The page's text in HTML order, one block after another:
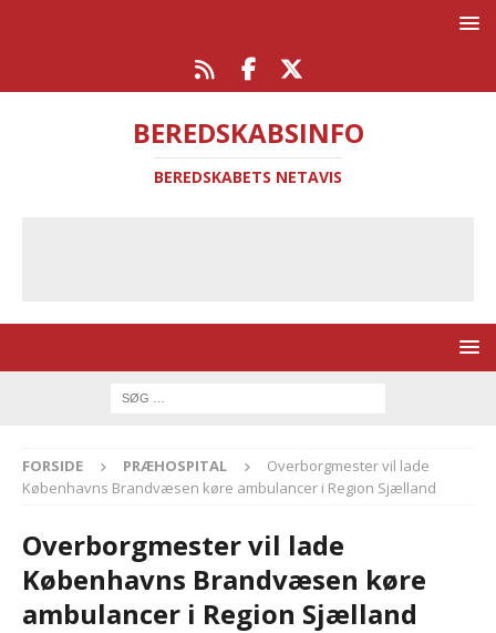
BEREDSKABSINFO
BEREDSKABETS NETAVIS
FORSIDE PRÆHOSPITAL
Overborgmester vil lade
Københavns Brandvæsen køre ambulancer i Region Sjælland
Overborgmester vil lade
Københavns Brandvæsen køre
ambulancer i Region Sjælland